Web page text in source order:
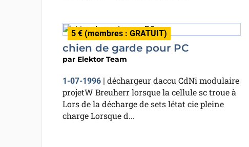
5 € (membres : GRATUIT)
chien de garde pour PC
par Elektor Team
1-07-1996| déchargeur daccu CdNi modulaire
projetW Breuherr lorsque la cellule sc troue à
Lors de la décharge de sets létat cie pleine
charge Lorsque d...